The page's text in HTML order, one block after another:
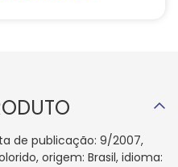
de publicação: 9/2007,
origem: Brasil, idioma: